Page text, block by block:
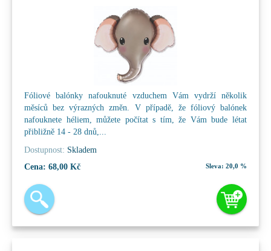
Fóliové balónky nafouknuté vzduchem Vám vydrží několik
měsíců bez výrazných změn. V případě, že fóliový balónek
nafouknete héliem, můžete počítat s tím, že Vám bude létat
přibližně 14 - 28 dnů,...
Dostupnost: Skladem
Cena: 68,00 Kč Sleva: 20,0 %